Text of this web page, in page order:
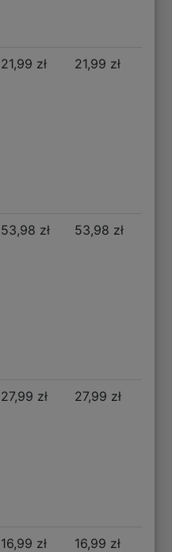
21,99 zł 21,99 zł
53,98 zł 53,98 zł
27,99 zł 27,99 zł
16,99 zł 16,99 zł